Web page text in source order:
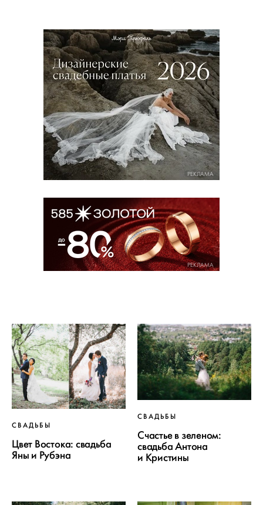
РЕКЛАМА
РЕКЛАМА
СВАДЬБЫ
Цвет Востока: свадьба
Яны и Рубэна
СВАДЬБЫ
Счастье в зеленом:
свадьба Антона
и Кристины